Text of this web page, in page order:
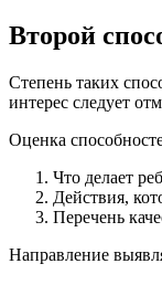
Второй
Степень таких
интерес следует
Оценка
Что делает
Действия,
Перечень
Направление